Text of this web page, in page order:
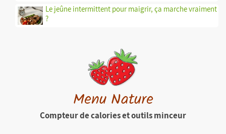
Le jeûne intermittent pour maigrir, ça marche vraiment
?
Menu Nature
Compteur de calories et outils minceur